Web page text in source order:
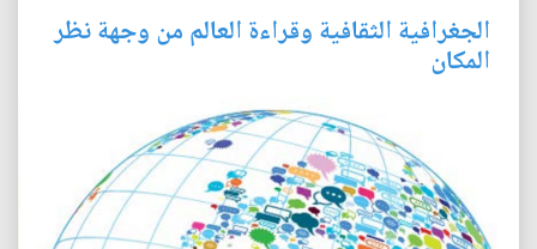
الجغرافية الثقافية وقراءة العالم من وجهة نظر
المكان